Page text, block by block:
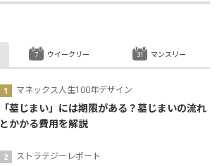
マネックス人生100年デザイン
「墓じまい」には期限がある？墓じまいの流れ
とかかる費用を解説
ストラテジーレポート
ウイークリー マンスリー